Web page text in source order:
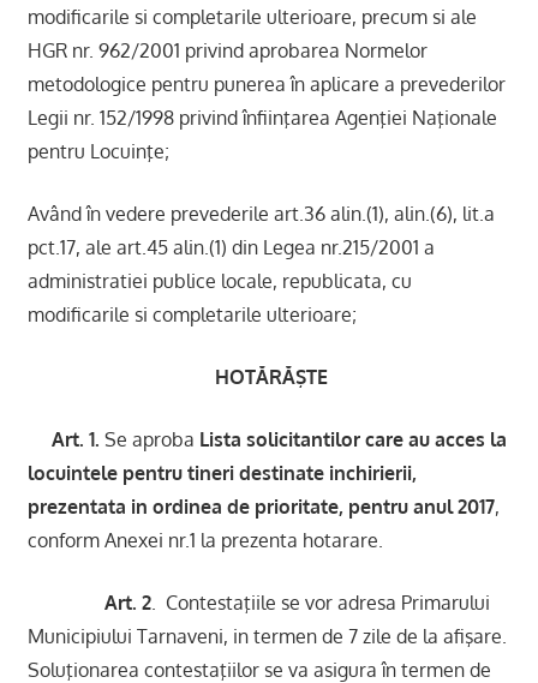
modificarile si completarile ulterioare, precum si ale
HGR nr. 962/2001 privind aprobarea Normelor
metodologice pentru punerea în aplicare a prevederilor
Legii nr. 152/1998 privind înfiinţarea Agenţiei Naţionale
pentru Locuinţe;
Având în vedere prevederile art.36 alin.(1), alin.(6), lit.a
pct.17, ale art.45 alin.(1) din Legea nr.215/2001 a
administratiei publice locale, republicata, cu
modificarile si completarile ulterioare;
HOTĂRĂŞTE
Art. 1. Se aproba Lista solicitantilor care au acces la
locuintele pentru tineri destinate inchirierii,
prezentata in ordinea de prioritate, pentru anul 2017,
conform Anexei nr.1 la prezenta hotarare.
Art. 2. Contestaţiile se vor adresa Primarului
Municipiului Tarnaveni, in termen de 7 zile de la afişare.
Soluţionarea contestaţiilor se va asigura în termen de